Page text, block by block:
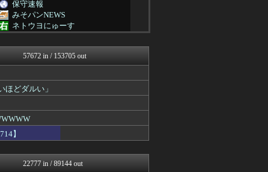
保守速報
みそパンNEWS
ネトウヨにゅーす
国難にあってもの申す！！
理想ちゃんねる
まとめたニュース
オレ的ゲーム速報＠刃
アルファルファモザイク＠ネ...
モッコスヌ〜ン
日本第一！ニュース録
反日愚国 恨寓瘻
NEWSまとめもりー｜2c...
57672 in / 153705 out
どダルい」
】
22777 in / 89144 out